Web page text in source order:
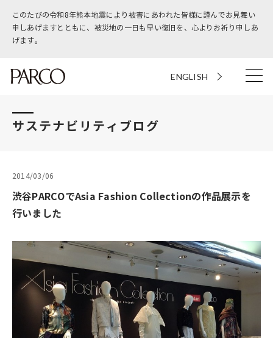
このたびの令和8年熊本地震により被害にあわれた皆様に謹んでお見舞い
申しあげますとともに、被災地の一日も早い復旧を、心よりお祈り申しあ
げます。
ENGLISH
サステナビリティブログ
2014/03/06
渋谷PARCOでAsia Fashion Collectionの作品展示を
行いました